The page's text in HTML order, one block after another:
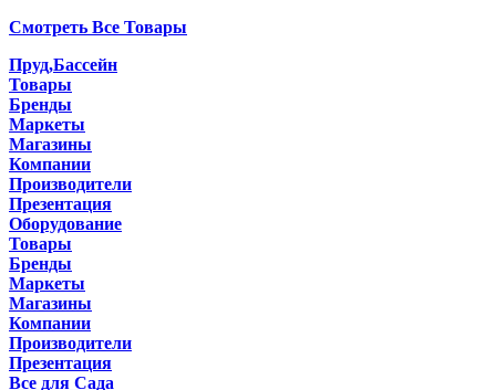
Смотреть Все Товары
Пруд,Бассейн
Товары
Бренды
Маркеты
Магазины
Компании
Производители
Презентация
Оборудование
Товары
Бренды
Маркеты
Магазины
Компании
Производители
Презентация
Все для Сада